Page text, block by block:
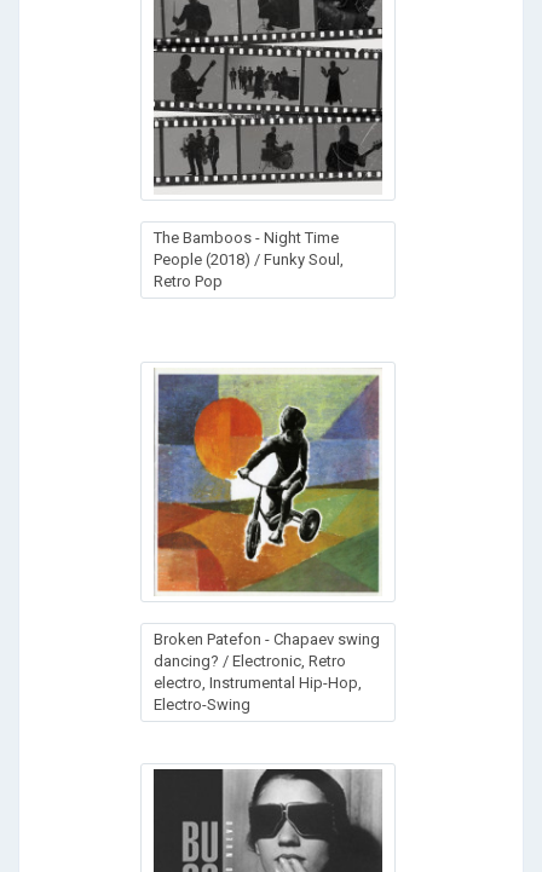
The Bamboos - Night Time
People (2018) / Funky Soul,
Retro Pop
Broken Patefon - Chapaev swing
dancing? / Electronic, Retro
electro, Instrumental Hip-Hop,
Electro-Swing